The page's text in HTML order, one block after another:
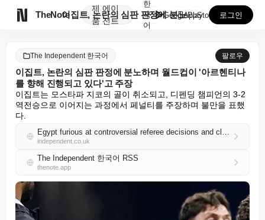
TheNote
제
품
에이
전트
이집트, 논란의 심판 판정에 분노하며 월드컵이 '아르헨...
한
국
어
GooglePlay
AppStore 로그인
The Independent 한국어 팔로우
이집트, 논란의 심판 판정에 분노하며 월드컵이 '아르헨티나
를 향해 진행되고 있다'고 주장
이집트는 모스타파 지코의 골이 취소되고, 디펜딩 챔피언의 3-2
역전승으로 이어지는 과정에서 페널티를 주장하며 불만을 표했
다.
Egypt furious at controversial referee decisions and claim World Cup ‘directed towards Argentina’
independent.co.uk
The Independent 한국어 RSS
thenote.app